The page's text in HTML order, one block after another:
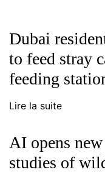
Dubai
to feed stray
feeding
Lire la suite
AI opens
studies of